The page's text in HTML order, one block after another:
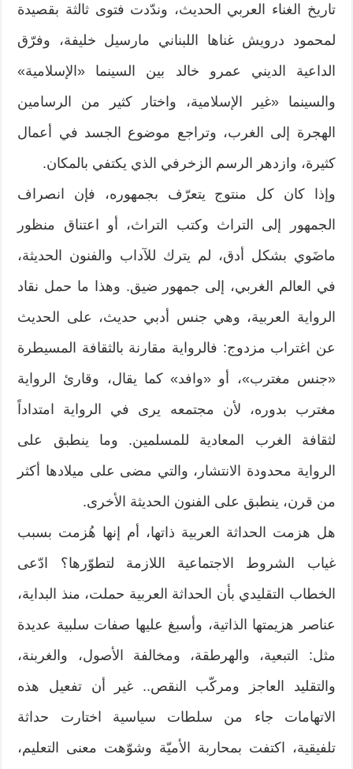
تاريخ الغناء العربي الحديث، وندّدت فتوى ثالثة بقصيدة
لمحمود درويش غناها اللبناني مارسيل خليفة، وفرّق
الداعية الديني عمرو خالد بين السينما «الإسلامية»
والسينما «غير الإسلامية، واختار كثير من الرسامين
الهجرة إلى الغرب، وتراجع موضوع الجسد في أعمال
كثيرة، وازدهر الرسم الزخرفي الذي يكتفي بالمكان.
وإذا كان كل منتوج يتعرّف بجمهوره، فإن انصراف
الجمهور إلى التراث وكتب التراث، أو اعتناق منظور
ماضَوي بشكل أدق، لم يترك للآداب والفنون الحديثة،
في العالم الغربي، إلى جمهور ضيق. وهذا ما حمل نقاد
الرواية العربية، وهي جنس أدبي حديث، على الحديث
عن اغتراب مزدوج: فالرواية مقارنة بالثقافة المسيطرة
«جنس مغترب»، أو «وافد» كما يقال، وقارئ الرواية
مغترب بدوره، لأن مجتمعه يرى في الرواية امتداداً
لثقافة الغرب المعادية للمسلمين. وما ينطبق على
الرواية محدودة الانتشار، والتي مضى على ميلادها أكثر
من قرن، ينطبق على الفنون الحديثة الأخرى.
هل هزمت الحداثة العربية ذاتها، أم إنها هُزمت بسبب
غياب الشروط الاجتماعية اللازمة لتطوّرها؟ ادّعى
الخطاب التقليدي بأن الحداثة العربية حملت، منذ البداية،
عناصر هزيمتها الذاتية، وأسبغ عليها صفات سلبية عديدة
مثل: التبعية، والهرطقة، ومخالفة الأصول، والغربنة،
والتقليد العاجز ومركّب النقص.. غير أن تفعيل هذه
الاتهامات جاء من سلطات سياسية اختارت حداثة
تلفيقية، اكتفت بمحاربة الأميّة وشوّهت معنى التعليم،